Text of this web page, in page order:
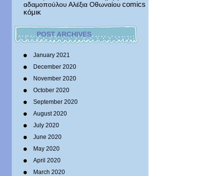
αδαμοπούλου Αλέξια Οθωναίου comics
κόμικ
POST ARCHIVES
January 2021
December 2020
November 2020
October 2020
September 2020
August 2020
July 2020
June 2020
May 2020
April 2020
March 2020